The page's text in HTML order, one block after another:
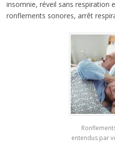
insomnie, réveil sans respiration
ronflements sonores, arrêt
entendus par